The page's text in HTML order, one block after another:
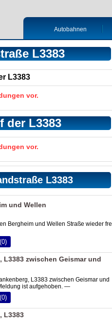
Autobahnen
L3383
L3383
vor.
der L3383
vor.
L3383
und Wellen
Bergheim und Wellen Straße wieder
L3383 zwischen Geismar und
L3383 zwischen Geismar und
ist aufgehoben. —
L3383